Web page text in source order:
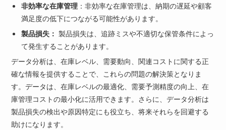
非効率な在庫管理 ：非効率な在庫管理は、納期の遅延や顧客
満足度の低下につながる可能性があります。
製品損失： 製品損失は、追跡ミスや不適切な保管条件によっ
て発生することがあります。
データ分析は、在庫レベル、需要動向、関連コストに関する正
確な情報を提供することで、これらの問題の解決策となりま
す。データは、在庫レベルの最適化、需要予測精度の向上、在
庫管理コストの最小化に活用できます。さらに、データ分析は
製品損失の検出や原因特定にも役立ち、将来それらを回避する
助けになります。